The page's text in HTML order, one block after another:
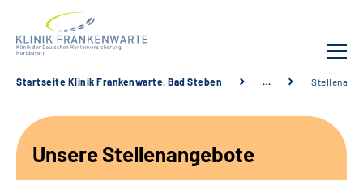
Leistungsangebot
Startseite Klinik Frankenwarte, Bad Steben …
Unsere Stellenangebote